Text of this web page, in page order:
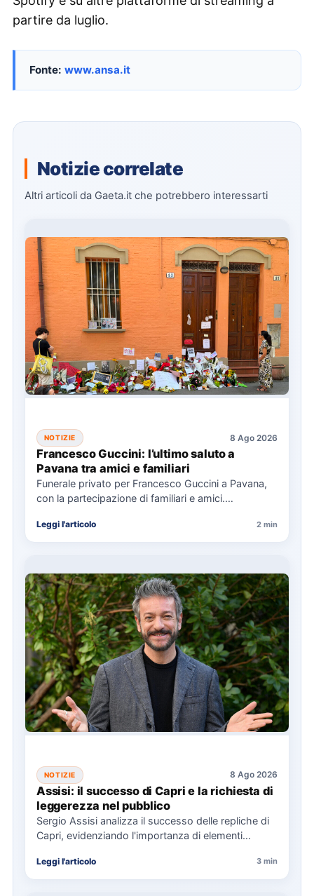
partire da luglio.
Fonte: www.ansa.it
Notizie correlate
Altri articoli da Gaeta.it che potrebbero interessarti
NOTIZIE 8 Ago 2026
Francesco Guccini: l’ultimo saluto a
Pavana tra amici e familiari
Funerale privato per Francesco Guccini a Pavana,
con la partecipazione di familiari e amici.
Leggi l'articolo 2 min
NOTIZIE 8 Ago 2026
Assisi: il successo di Capri e la richiesta di
leggerezza nel pubblico
Sergio Assisi analizza il successo delle repliche di
Capri, evidenziando l'importanza di elementi
Leggi l'articolo 3 min